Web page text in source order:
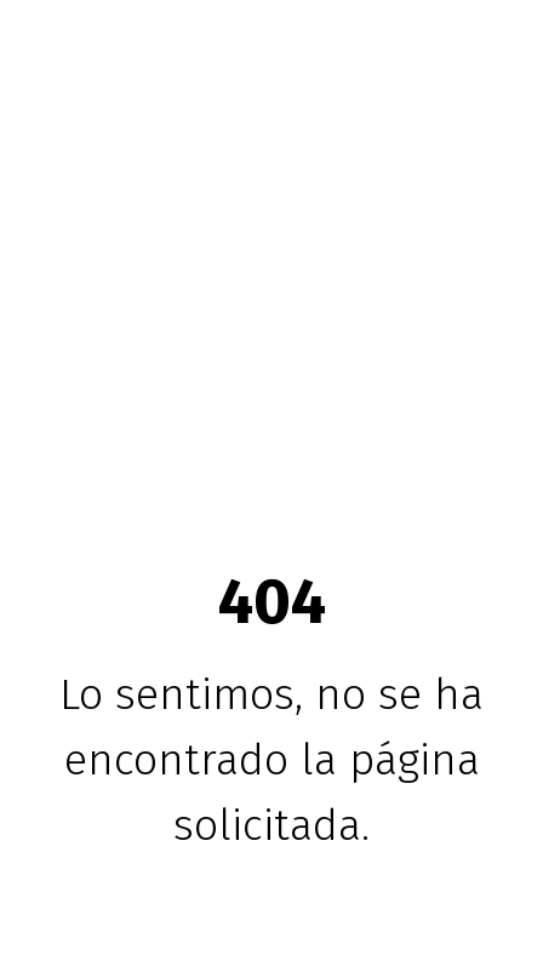
404
Lo sentimos, no se ha
encontrado la página
solicitada.